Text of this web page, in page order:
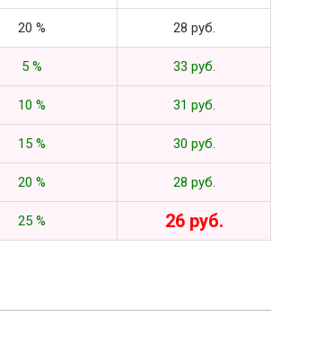
20 % 28 руб.
5 % 33 руб.
10 % 31 руб.
15 % 30 руб.
20 % 28 руб.
25 % 26 руб.